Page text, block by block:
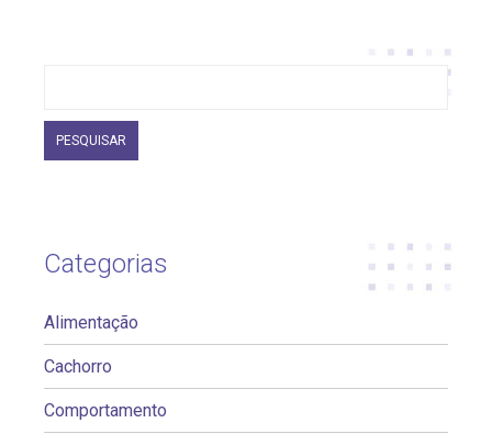
Categorias
Alimentação
Cachorro
Comportamento